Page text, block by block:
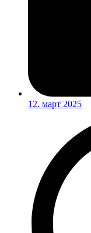
12. март 2025